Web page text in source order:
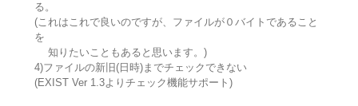
る。
(これはこれで良いのですが、ファイルが０バイトであること
を
知りたいこともあると思います。)
4)ファイルの新旧(日時)までチェックできない
(EXIST Ver 1.3よりチェック機能サポート)